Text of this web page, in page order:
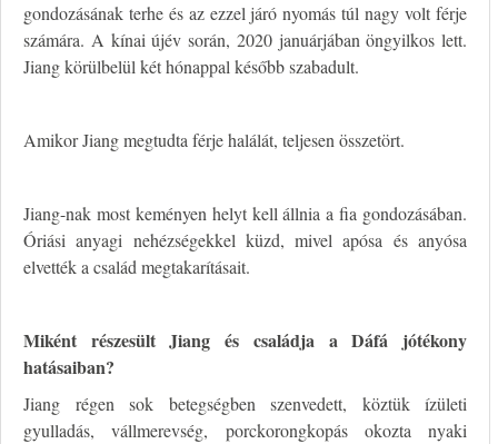
gondozásának terhe és az ezzel járó nyomás túl nagy volt férje
számára. A kínai újév során, 2020 januárjában öngyilkos lett.
Jiang körülbelül két hónappal később szabadult.
Amikor Jiang megtudta férje halálát, teljesen összetört.
Jiang-nak most keményen helyt kell állnia a fia gondozásában.
Óriási anyagi nehézségekkel küzd, mivel apósa és anyósa
elvették a család megtakarításait.
Miként részesült Jiang és családja a Dáfá jótékony
hatásaiban?
Jiang régen sok betegségben szenvedett, köztük ízületi
gyulladás, vállmerevség, porckorongkopás okozta nyaki